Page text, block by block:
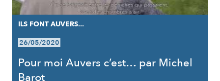
ILS FONT AUVERS...
26/05/2020
Pour moi Auvers c’est… par Michel
Barot